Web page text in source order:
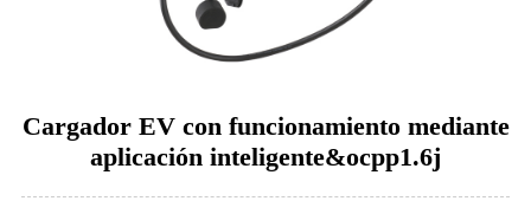
Cargador EV con funcionamiento mediante
aplicación inteligente&ocpp1.6j